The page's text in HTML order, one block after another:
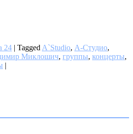
24 | Tagged A`Studio, А-Студио,
Миклошич, группы, концерты,
|